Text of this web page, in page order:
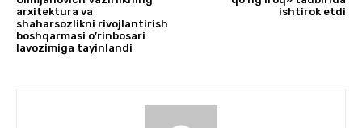
arxitektura va
shaharsozlikni rivojlantirish
boshqarmasi o’rinbosari
lavozimiga tayinlandi
ishtirok etdi